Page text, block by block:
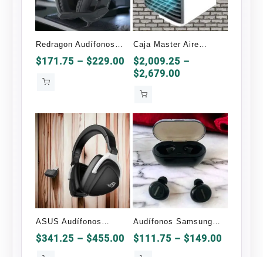
Redragon Audífonos
Gamer H120 Ares
$171.75 – $229.00 Price
range:
through
Caja Master Aire
Acondicionado Portatil
USB 30 Piezas
$2,009.25 –
$2,679.00
$2,679.00
ASUS Audífonos
Gamer ROG Delta S
$341.25 – $455.00 Price
Audífonos Samsung
Bluetooth TWS-2 OEM
$111.75 – $149.00